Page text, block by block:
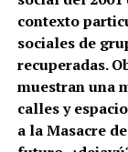
contexto
sociales de
recuperadas.
muestran una
calles y
a la Masacre